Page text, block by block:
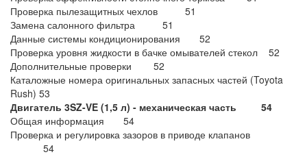
Проверка пылезащитных чехлов 51
Замена салонного фильтра 51
Данные системы кондиционирования 52
Проверка уровня жидкости в бачке омывателей стекол 52
Дополнительные проверки 52
Каталожные номера оригинальных запасных частей (Toyota
Rush) 53
Двигатель 3SZ-VE (1,5 л) - механическая часть 54
Общая информация 54
Проверка и регулировка зазоров в приводе клапанов
54